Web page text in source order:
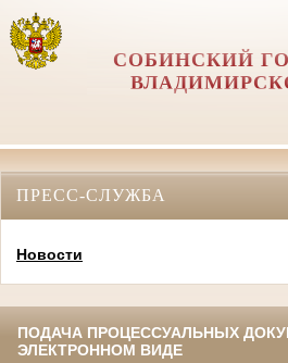
СОБИНСКИЙ
ПРЕСС-СЛУЖБА
Новости
ПОДАЧА ПРОЦЕССУАЛЬНЫХ
ЭЛЕКТРОННОМ ВИДЕ